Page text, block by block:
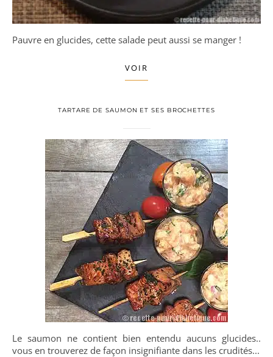
Pauvre en glucides, cette salade peut aussi se manger !
VOIR
TARTARE DE SAUMON ET SES BROCHETTES
Le saumon ne contient bien entendu aucuns glucides..
vous en trouverez de façon insignifiante dans les crudités...